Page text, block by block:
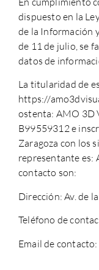
dispuesto en la
de la Información
de 11 de julio, se
datos de
La titularidad de
https://
ostenta: AMO 3D
B99559312 e
Zaragoza con los
representante es:
contacto son:
Dirección: Av. de
Teléfono de
Email de